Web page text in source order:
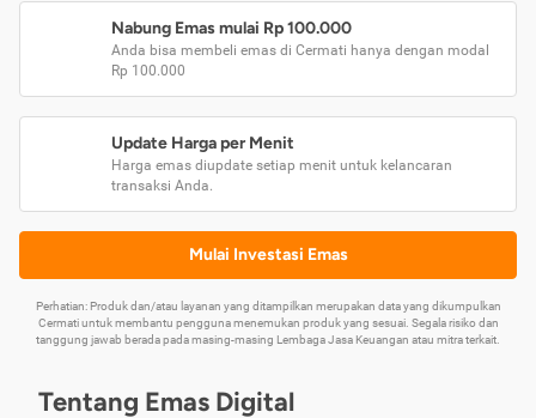
Nabung Emas mulai Rp 100.000
Anda bisa membeli emas di Cermati hanya dengan modal
Rp 100.000
Update Harga per Menit
Harga emas diupdate setiap menit untuk kelancaran
transaksi Anda.
Mulai Investasi Emas
Perhatian: Produk dan/atau layanan yang ditampilkan merupakan data yang dikumpulkan
Cermati untuk membantu pengguna menemukan produk yang sesuai. Segala risiko dan
tanggung jawab berada pada masing-masing Lembaga Jasa Keuangan atau mitra terkait.
Tentang Emas Digital